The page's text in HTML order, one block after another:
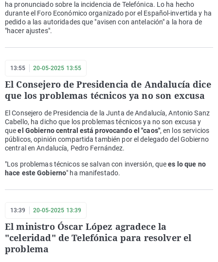
ha pronunciado sobre la incidencia de Telefónica. Lo ha hecho
durante el Foro Económico organizado por el Español-invertida y ha
pedido a las autoridades que "avisen con antelación" a la hora de
"hacer ajustes".
13:55 20-05-2025 13:55
El Consejero de Presidencia de Andalucía dice
que los problemas técnicos ya no son excusa
El Consejero de Presidencia de la Junta de Andalucía, Antonio Sanz
Cabello, ha dicho que los problemas técnicos ya no son excusa y
queel Gobierno central está provocando el "caos", en los servicios
públicos, opinión compartida también por el delegado del Gobierno
central en Andalucía, Pedro Fernández.
"Los problemas técnicos se salvan con inversión, quees lo que no
hace este Gobierno" ha manifestado.
13:39 20-05-2025 13:39
El ministro Óscar López agradece la
"celeridad" de Telefónica para resolver el
problema